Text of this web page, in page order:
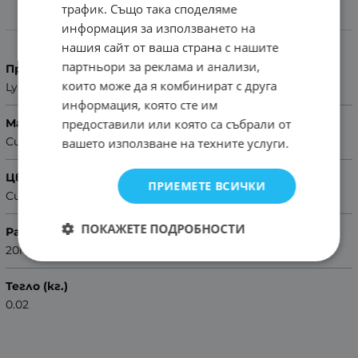
Характеристики
Производител
Lyon
Материал
Синтетика
Цвят
Син
Размер
20mm
Тегло (кг.)
0.02
трафик. Също така споделяме
информация за използването на
нашия сайт от ваша страна с нашите
партньори за реклама и анализи,
които може да я комбинират с друга
информация, която сте им
предоставили или която са събрали от
вашето използване на техните услуги.
ПРИЕМЕТЕ ВСИЧКИ
ПОКАЖЕТЕ ПОДРОБНОСТИ